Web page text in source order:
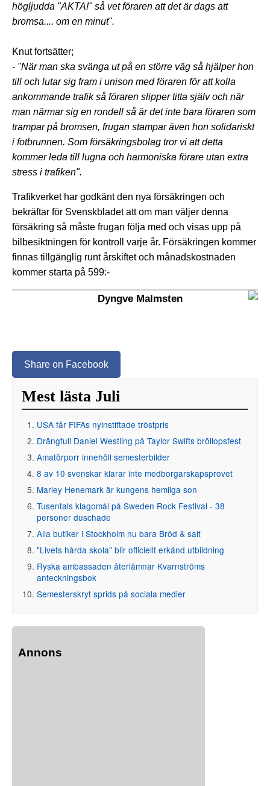
högljudda "AKTA!" så vet föraren att det är dags att
bromsa.... om en minut".
Knut fortsätter;
- "När man ska svänga ut på en större väg så hjälper hon
till och lutar sig fram i unison med föraren för att kolla
ankommande trafik så föraren slipper titta själv och när
man närmar sig en rondell så är det inte bara föraren som
trampar på bromsen, frugan stampar även hon solidariskt
i fotbrunnen. Som försäkringsbolag tror vi att detta
kommer leda till lugna och harmoniska förare utan extra
stress i trafiken".
Trafikverket har godkänt den nya försäkringen och
bekräftar för Svenskbladet att om man väljer denna
försäkring så måste frugan följa med och visas upp på
bilbesiktningen för kontroll varje år. Försäkringen kommer
finnas tillgänglig runt årskiftet och månadskostnaden
kommer starta på 599:-
Dyngve Malmsten
Share on Facebook
Mest lästa Juli
USA får FIFAs nyinstiftade tröstpris
Drängfull Daniel Westling på Taylor Swifts bröllopsfest
Amatörporr innehöll semesterbilder
8 av 10 svenskar klarar inte medborgarskapsprovet
Marley Henemark är kungens hemliga son
Tusentals klagomål på Sweden Rock Festival - 38
personer duschade
Alla butiker i Stockholm nu bara Bröd & salt
"Livets hårda skola" blir officiellt erkänd utbildning
Ryska ambassaden återlämnar Kvarnströms
anteckningsbok
Semesterskryt sprids på sociala medier
Annons